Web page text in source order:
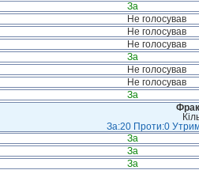
За
Не голосував
Не голосував
Не голосував
За
Не голосував
Не голосував
За
За:20 Проти:0
За
За
За